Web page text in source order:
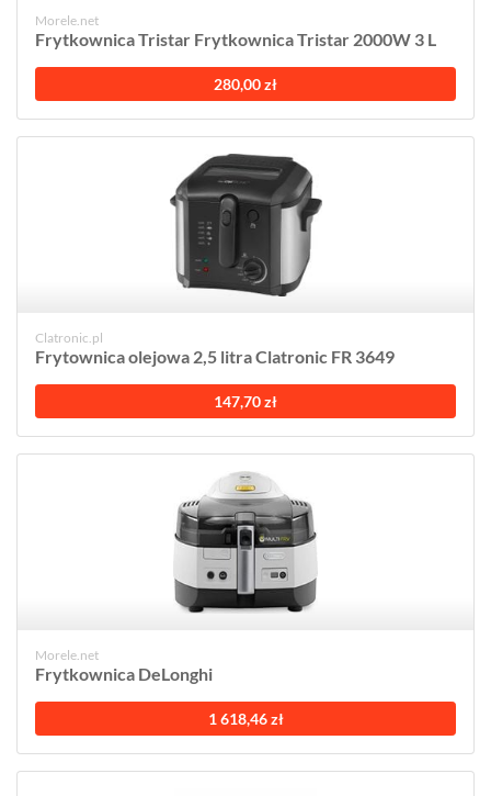
Morele.net
Frytkownica Tristar Frytkownica Tristar 2000W 3 L
280,00 zł
Clatronic.pl
Frytownica olejowa 2,5 litra Clatronic FR 3649
147,70 zł
Morele.net
Frytkownica DeLonghi
1 618,46 zł